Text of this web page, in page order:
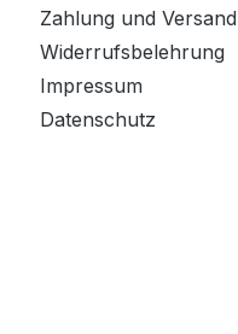
Zahlung und Versand
Widerrufsbelehrung
Impressum
Datenschutz